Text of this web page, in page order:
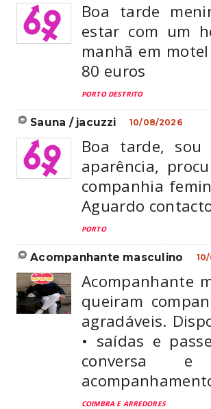
Boa tarde
estar com um
manhã em
80 euros
PORTO DESTRITO
sauna / jacuzzi 10/08/2026
Boa tarde, sou
aparência,
companhia
Aguardo
PORTO
acompanhante masculino
Acompanhante
queiram
agradáveis.
• saídas e
conversa
COIMBRA E ARREDORES